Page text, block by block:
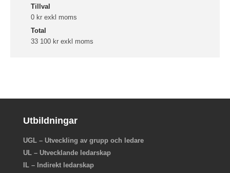
Tillval
0 kr exkl moms
Total
33 100 kr exkl moms
Utbildningar
UGL – Utveckling av grupp och ledare
UL – Utvecklande ledarskap
IL – Indirekt ledarskap